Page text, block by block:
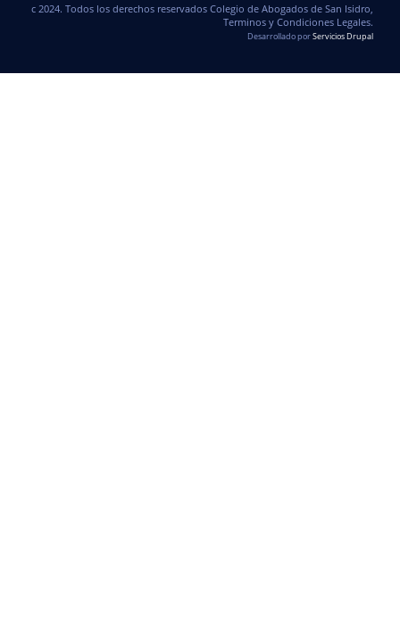
c 2024. Todos los derechos reservados Colegio de Abogados de San Isidro,
Terminos y Condiciones Legales.
Desarrollado porServicios Drupal